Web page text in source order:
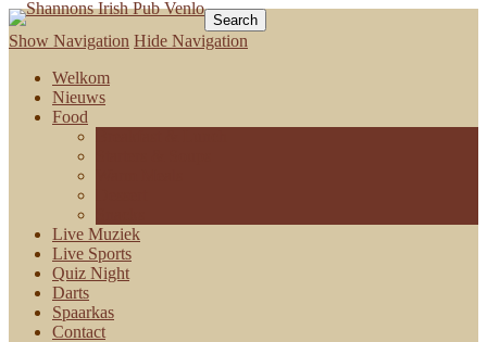
Shannons Irish Pub Venlo
Show Navigation Hide Navigation
Welkom
Nieuws
Food
Live Muziek
Live Sports
Quiz Night
Darts
Spaarkas
Contact